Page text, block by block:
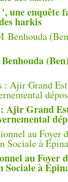
une enquête
harkis
Ajir Grand
au Foyer
Sociale à